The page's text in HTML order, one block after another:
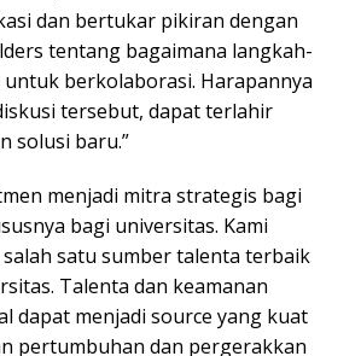
dan bertukar pikiran dengan
tentang bagaimana langkah-
berkolaborasi. Harapannya
tersebut, dapat terlahir
solusi baru.”
menjadi mitra strategis bagi
bagi universitas. Kami
satu sumber talenta terbaik
Talenta dan keamanan
dapat menjadi source yang kuat
pertumbuhan dan pergerakkan